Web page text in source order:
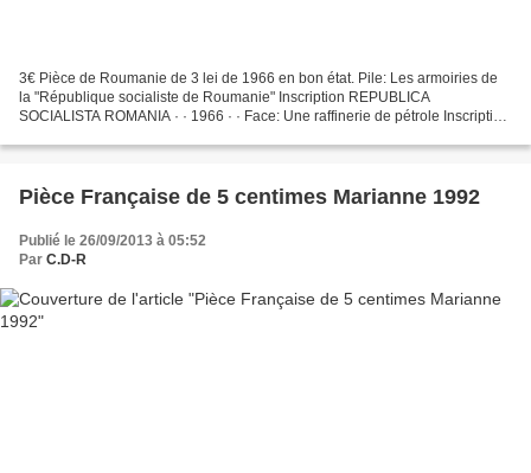
3€ Pièce de Roumanie de 3 lei de 1966 en bon état. Pile: Les armoiries de
la "République socialiste de Roumanie" Inscription REPUBLICA
SOCIALISTA ROMANIA · · 1966 · · Face: Une raffinerie de pétrole Inscription
Pièce Française de 5 centimes Marianne 1992
Publié le 26/09/2013 à 05:52
Par C.D-R